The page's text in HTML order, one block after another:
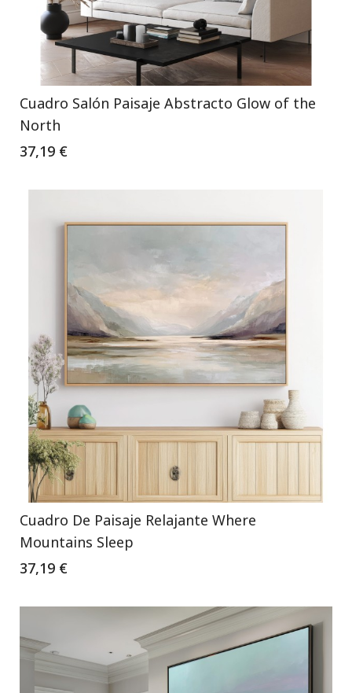
Cuadro Salón Paisaje Abstracto Glow of the
North
37,19 €
Cuadro De Paisaje Relajante Where
Mountains Sleep
37,19 €